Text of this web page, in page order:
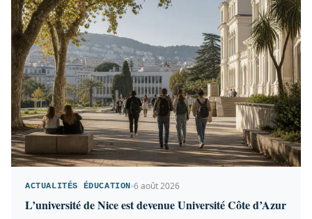
ACTUALITÉS ÉDUCATION 6 août 2026
L’université de Nice est devenue Université Côte d’Azur